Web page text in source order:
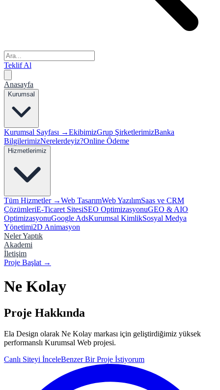
Teklif Al
Anasayfa
Kurumsal
Kurumsal Sayfası →EkibimizGrup ŞirketlerimizBanka
BilgilerimizNerelerdeyiz?Online Ödeme
Hizmetlerimiz
Tüm Hizmetler →Web TasarımWeb YazılımSaas ve CRM
ÇözümleriE-Ticaret SitesiSEO OptimizasyonuGEO & AIO
OptimizasyonuGoogle AdsKurumsal KimlikSosyal Medya
Yönetimi2D Animasyon
Neler Yaptık
Akademi
İletişim
Proje Başlat →
Ne Kolay
Proje Hakkında
Ela Design olarak Ne Kolay markası için geliştirdiğimiz yüksek
performanslı Kurumsal Web projesi.
Canlı Siteyi İnceleBenzer Bir Proje İstiyorum